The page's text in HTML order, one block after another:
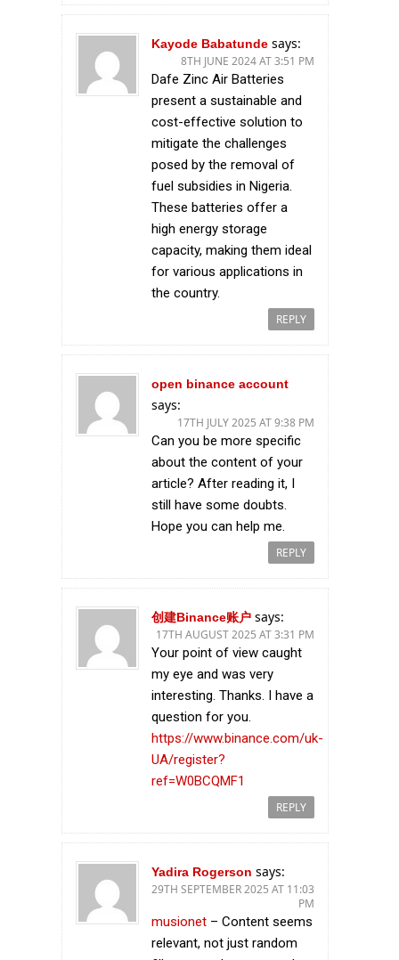
Kayode Babatunde says:
8TH JUNE 2024 AT 3:51 PM
Dafe Zinc Air Batteries
present a sustainable and
cost-effective solution to
mitigate the challenges
posed by the removal of
fuel subsidies in Nigeria.
These batteries offer a
high energy storage
capacity, making them ideal
for various applications in
the country.
REPLY
open binance account
says:
17TH JULY 2025 AT 9:38 PM
Can you be more specific
about the content of your
article? After reading it, I
still have some doubts.
Hope you can help me.
REPLY
创建Binance账户 says:
17TH AUGUST 2025 AT 3:31 PM
Your point of view caught
my eye and was very
interesting. Thanks. I have a
question for you.
https://www.binance.com/uk-
UA/register?
ref=W0BCQMF1
REPLY
Yadira Rogerson says:
29TH SEPTEMBER 2025 AT 11:03
PM
musionet – Content seems
relevant, not just random